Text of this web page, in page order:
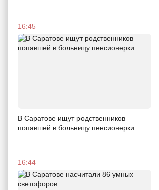
16:45
В Саратове ищут родственников
попавшей в больницу пенсионерки
16:44